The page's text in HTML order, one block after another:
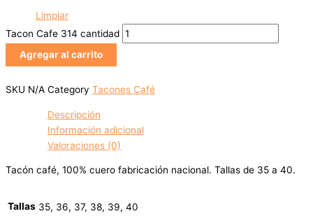
Limpiar
Tacon Cafe 314 cantidad
Agregar al carrito
SKU N/A Category Tacones Café
Descripción
Información adicional
Valoraciones (0)
Tacón café, 100% cuero fabricación nacional. Tallas de 35 a 40.
Tallas 35, 36, 37, 38, 39, 40